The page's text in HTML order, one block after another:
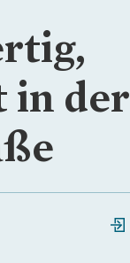
in der